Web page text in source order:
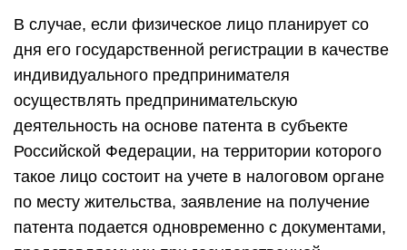
В случае, если физическое лицо планирует со
дня его государственной регистрации в качестве
индивидуального предпринимателя
осуществлять предпринимательскую
деятельность на основе патента в субъекте
Российской Федерации, на территории которого
такое лицо состоит на учете в налоговом органе
по месту жительства, заявление на получение
патента подается одновременно с документами,